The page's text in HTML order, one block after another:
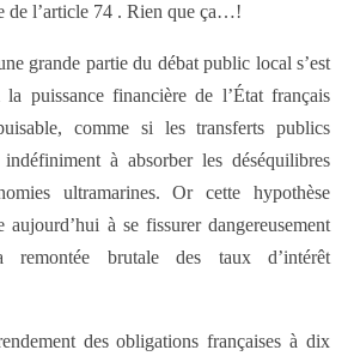
de l’article 74 . Rien que ça…!
grande partie du débat public local s’est
puissance financière de l’État français
comme si les transferts publics
à absorber les déséquilibres
ultramarines. Or cette hypothèse
aujourd’hui à se fissurer dangereusement
brutale des taux d’intérêt
des obligations françaises à dix